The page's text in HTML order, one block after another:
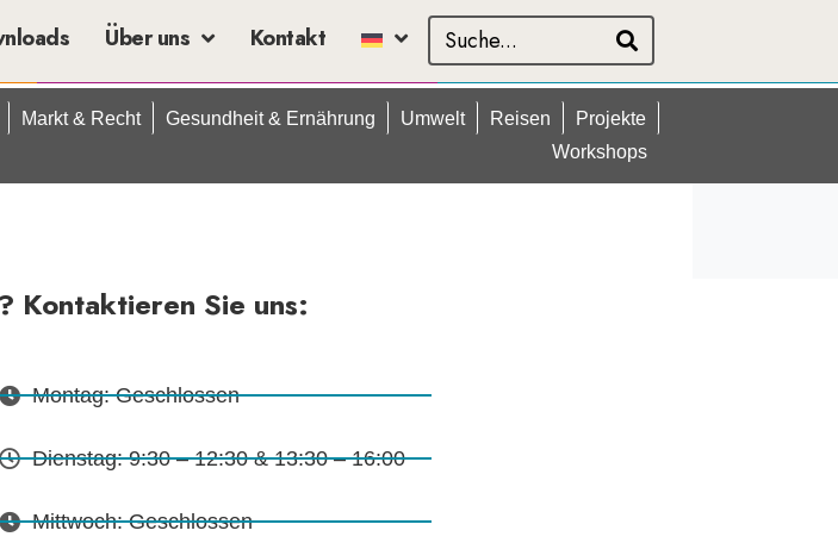
Über uns Kontakt
Markt & Recht Gesundheit & Ernährung Umwelt Reisen
Projekte
Workshops
Kontaktieren Sie uns:
Montag: Geschlossen
Dienstag: 9:30 – 12:30 & 13:30 – 16:00
Mittwoch: Geschlossen